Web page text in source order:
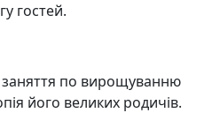
гостей.
по вирощуванню
його великих родичів.